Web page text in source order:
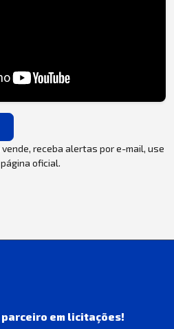
receba alertas por e-mail, use
oficial.
parceiro em licitações!